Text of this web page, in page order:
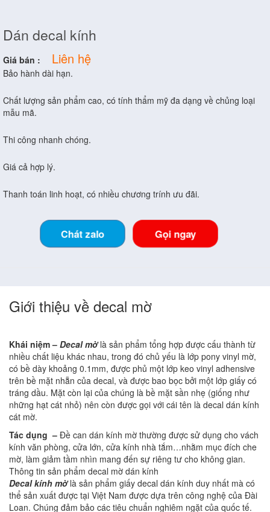
Dán decal kính
Giá bán : Liên hệ
Bảo hành dài hạn.
Chất lượng sản phẩm cao, có tính thẩm mỹ đa dạng về chủng loại
mẫu mã.
Thi công nhanh chóng.
Giá cả hợp lý.
Thanh toán linh hoạt, có nhiều chương trính ưu đãi.
Chát zalo Gọi ngay
Giới thiệu về decal mờ
Khái niệm – Decal mờlà sản phẩm tổng hợp được cấu thành từ
nhiều chất liệu khác nhau, trong đó chủ yếu là lớp pony vinyl mờ,
có bề dày khoảng 0.1mm, được phủ một lớp keo vinyl adhensive
trên bề mặt nhẵn của decal, và được bao bọc bởi một lớp giấy có
tráng dầu. Mặt còn lại của chúng là bề mặt sần nhẹ (giống như
những hạt cát nhỏ) nên còn được gọi với cái tên là decal dán kính
cát mờ.
Tác dụng – Đề can dán kính mờ thường được sử dụng cho vách
kính văn phòng, cửa lớn, cửa kính nhà tắm…nhằm mục đích che
mờ, làm giảm tầm nhìn mang đến sự riêng tư cho không gian.
Thông tin sản phẩm decal mờ dán kính
Decal kính mờlà sản phẩm giấy decal dán kính duy nhất mà có
thể sản xuất được tại Việt Nam được dựa trên công nghệ của Đài
Loan. Chúng đảm bảo các tiêu chuẩn nghiêm ngặt của quốc tế.